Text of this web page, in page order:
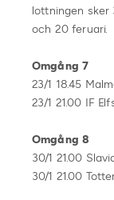
lottningen sker
och 20 feruari.
Omgång 7
23/1 18.45
23/1 21.00 IF
Omgång 8
30/1 21.00
30/1 21.00